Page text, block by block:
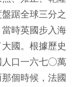
踞全球三分之
時英國步入海
國。根據歷史
人口一六七○萬
個時候，法國